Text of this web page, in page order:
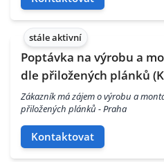
stále aktivní
Poptávka na výrobu a
dle přiložených plánků
Zákazník má zájem o výrobu a
přiložených plánků - Praha
Kontaktovat